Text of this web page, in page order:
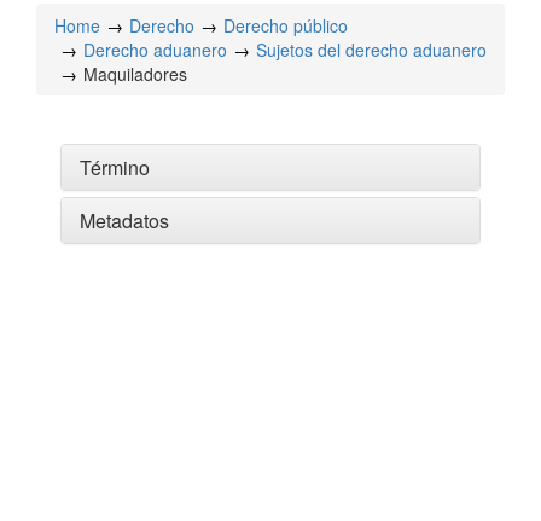
Home Derecho
Derecho público
Derecho aduanero
Sujetos del derecho aduanero
Maquiladores
Término
Metadatos